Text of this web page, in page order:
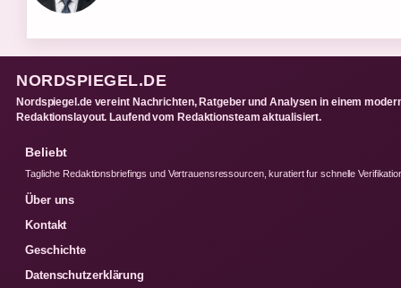
NORDSPIEGEL.DE
Nordspiegel.de vereint Nachrichten, Ratgeber und Analysen in einem
Redaktionslayout. Laufend vom Redaktionsteam aktualisiert.
Beliebt
Tagliche Redaktionsbriefings und Vertrauensressourcen, kuratiert fur schnelle
Über uns
Kontakt
Geschichte
Datenschutzerklärung